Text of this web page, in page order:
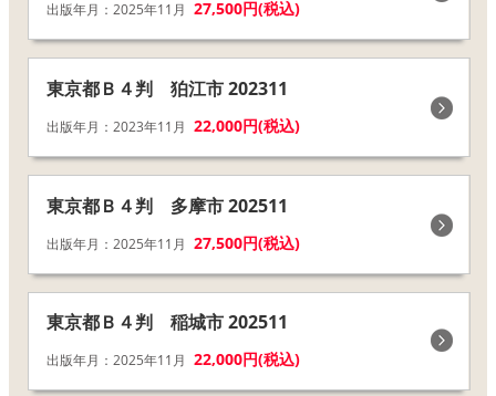
出版年月：2025年11月 27,500円(税込)
東京都Ｂ４判 狛江市 202311
出版年月：2023年11月 22,000円(税込)
東京都Ｂ４判 多摩市 202511
出版年月：2025年11月 27,500円(税込)
東京都Ｂ４判 稲城市 202511
出版年月：2025年11月 22,000円(税込)